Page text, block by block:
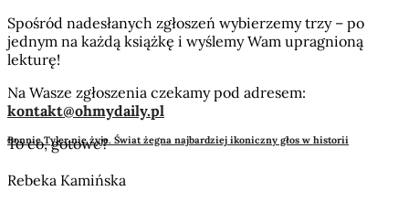
Bonnie Tyler nie żyje. Świat żegna najbardziej ikoniczny głos w historii
Rebeka Kamińska
Spośród nadesłanych zgłoszeń wybierzemy trzy – po
jednym na każdą książkę i wyślemy Wam upragnioną
lekturę!
Na Wasze zgłoszenia czekamy pod adresem:
kontakt@ohmydaily.pl
To co, gotowe?